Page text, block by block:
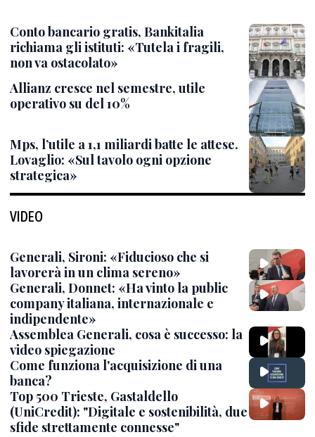
Conto bancario gratis, Bankitalia
richiama gli istituti: «Tutela i fragili,
non va ostacolato»
Allianz cresce nel semestre, utile
operativo su del 10%
Mps, l’utile a 1,1 miliardi batte le attese.
Lovaglio: «Sul tavolo ogni opzione
strategica»
VIDEO
Generali, Sironi: «Fiducioso che si
lavorerà in un clima sereno»
Generali, Donnet: «Ha vinto la public
company italiana, internazionale e
indipendente»
Assemblea Generali, cosa è successo: la
video spiegazione
Come funziona l'acquisizione di una
banca?
Top 500 Trieste, Gastaldello
(UniCredit): "Digitale e sostenibilità, due
sfide strettamente connesse"